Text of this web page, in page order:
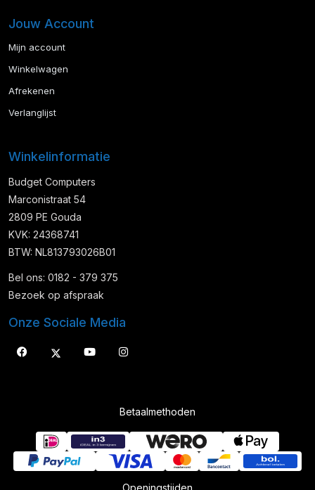
Jouw Account
Mijn account
Winkelwagen
Afrekenen
Verlanglijst
Winkelinformatie
Budget Computers
Marconistraat 54
2809 PE Gouda
KVK: 24368741
BTW: NL813793026B01
Bel ons: 0182 - 379 375
Bezoek op afspraak
Onze Sociale Media
Betaalmethoden